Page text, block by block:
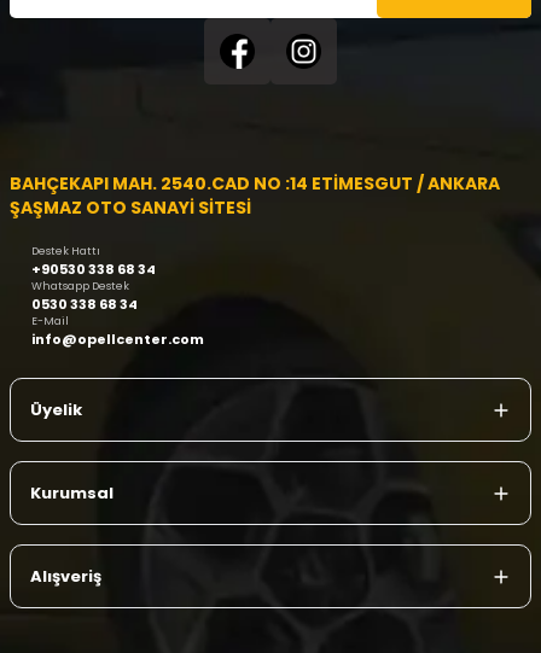
BAHÇEKAPI MAH. 2540.CAD NO :14 ETİMESGUT / ANKARA
ŞAŞMAZ OTO SANAYİ SİTESİ
Destek Hattı
+90530 338 68 34
Whatsapp Destek
0530 338 68 34
E-Mail
info@opellcenter.com
Üyelik
Kurumsal
Alışveriş